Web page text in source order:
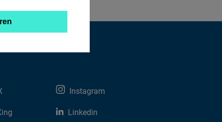
Instagram
Linkedin